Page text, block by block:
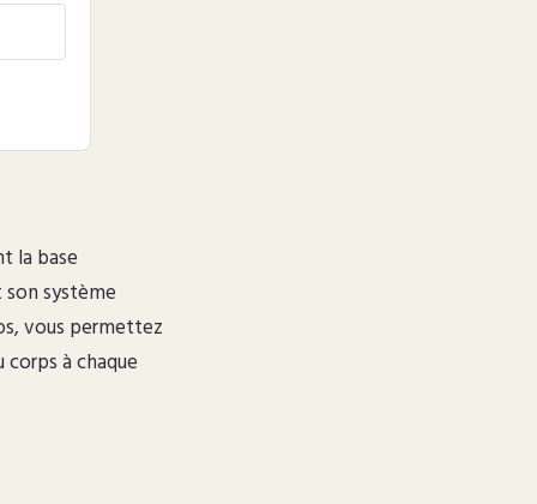
la base
système
vous permettez
à chaque